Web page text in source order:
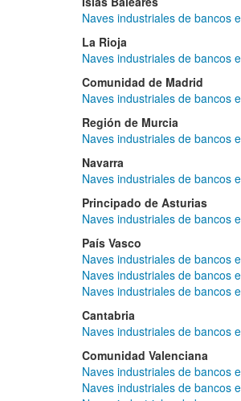
Naves industriales de bancos
La Rioja
Naves industriales de bancos
Comunidad de Madrid
Naves industriales de bancos
Región de Murcia
Naves industriales de bancos
Navarra
Naves industriales de bancos
Principado de Asturias
Naves industriales de bancos
País Vasco
Naves industriales de bancos
Naves industriales de bancos
Naves industriales de bancos
Cantabria
Naves industriales de bancos
Comunidad Valenciana
Naves industriales de bancos
Naves industriales de bancos